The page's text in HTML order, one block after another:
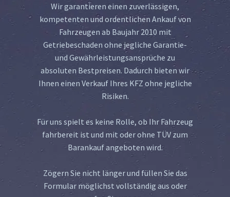
Wir garantieren einen zuverlässigen,
kompetenten und ordentlichen Ankauf von
Fahrzeugen ab Baujahr 2010 mit
Getriebeschaden ohne jegliche Garantie-
und Gewährleistungsansprüche zu
absoluten Bestpreisen. Dadurch bieten wir
Ihnen einen Verkauf Ihres KFZ ohne jegliche
Risiken.
Für uns spielt es keine Rolle, ob Ihr Fahrzeug
fahrbereit ist und mit oder ohne TÜV zum
Barankauf angeboten wird.
Zögern Sie nicht länger und füllen Sie das
Formular möglichst vollständig aus oder